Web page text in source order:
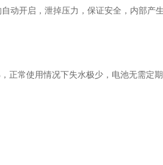
动开启，泄掉压力，保证安全，内部产
正常使用情况下失水极少，电池无需定期